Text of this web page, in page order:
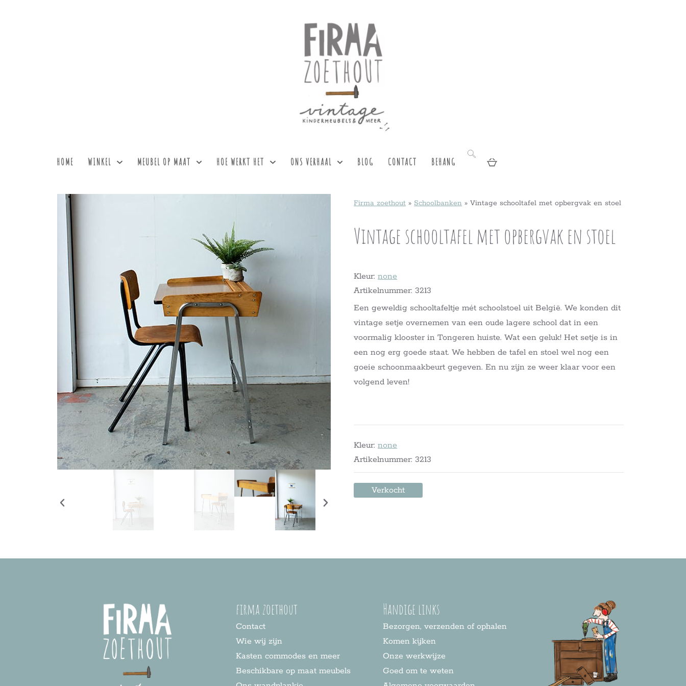
HOME WINKEL MEUBEL OP MAAT HOE WERKT HET ONS VERHAAL BLOG CONTACT BEHANG
Firma zoethout » Schoolbanken »Vintage schooltafel met opbergvak en stoel
Vintage schooltafel met opbergvak en stoel
Kleur:none
Artikelnummer: 3213
Een geweldig schooltafeltje mét schoolstoel uit België. We konden dit
vintage setje overnemen van een oude lagere school dat in een
voormalig klooster in Tongeren huiste. Wat een geluk! Het setje is in
een nog erg goede staat. We hebben de tafel en stoel wel nog een
goeie schoonmaakbeurt gegeven. En nu zijn ze weer klaar voor een
volgend leven!
Kleur:none
Artikelnummer: 3213
Verkocht
firma zoethout
Contact
Wie wij zijn
Kasten commodes en meer
Beschikbare op maat meubels
Handige links
Bezorgen, verzenden of ophalen
Komen kijken
Onze werkwijze
Goed om te weten